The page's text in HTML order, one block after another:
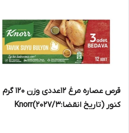
قرص عصاره مرغ 12عددی وزن ۱۲۰ گرم
کنور (تاریخ انقضا:۲۰۲۷/۳)Knorr